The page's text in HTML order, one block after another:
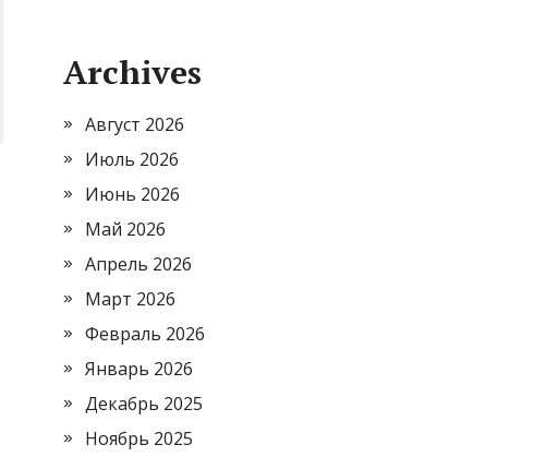
Archives
Август 2026
Июль 2026
Июнь 2026
Май 2026
Апрель 2026
Март 2026
Февраль 2026
Январь 2026
Декабрь 2025
Ноябрь 2025